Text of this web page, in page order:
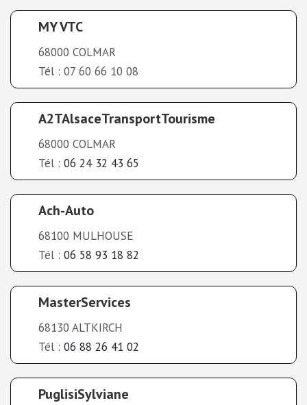
MY VTC
68000 COLMAR
Tél : 07 60 66 10 08
A2TAlsaceTransportTourisme
68000 COLMAR
Tél : 06 24 32 43 65
Ach-Auto
68100 MULHOUSE
Tél : 06 58 93 18 82
MasterServices
68130 ALTKIRCH
Tél : 06 88 26 41 02
PuglisiSylviane